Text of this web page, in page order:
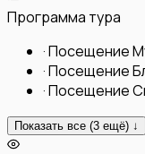
Программа тура
·Посещение
·Посещение
·Посещение
Показать все (3 ещё) ↓